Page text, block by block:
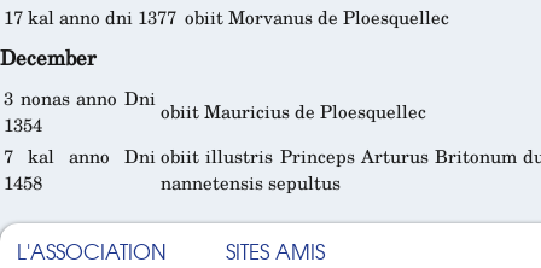
17 kal anno dni 1377 obiit Morvanus de Ploesquellec
December
3 nonas anno Dni
1354
obiit Mauricius de Ploesquellec
7 kal anno Dni
1458
obiit illustris Princeps Arturus Britonum
nannetensis sepultus
L'ASSOCIATION SITES AMIS